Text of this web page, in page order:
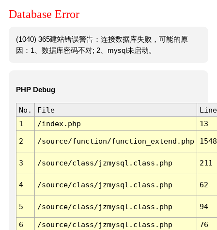
Database Error
(1040) 365建站错误警告：连接数据库失败，可能的原
因：1、数据库密码不对; 2、mysql未启动。
PHP Debug
No. File
Line
1
/index.php 13
2 /source/function/function_extend.php 1548
3 /source/class/jzmysql.class.php 211
4 /source/class/jzmysql.class.php 62
5 /source/class/jzmysql.class.php 94
6 /source/class/jzmysql.class.php 76